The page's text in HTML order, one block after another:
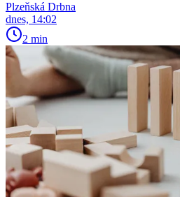
Plzeňská Drbna
dnes, 14:02
2 min